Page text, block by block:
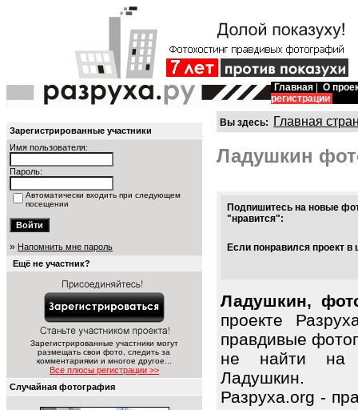
Главная
О
регистрации
Зарегистрированные участники
Имя пользователя:
Пароль:
Автоматически входить при следующем
посещении
» Напомнить мне пароль
Ещё не участник?
Зарегистрированные участники могут
размещать свои фото, следить за
комментариями и многое другое...
Все плюсы регистрации >>
Случайная фотография
Вы здесь: Главная
Ладушкин
Подпишитесь на новые
"нравится":
Если понравился проект
Ладушкин,
проекте
правдивые
не найти на
Ладушкин.
Разруха.org -